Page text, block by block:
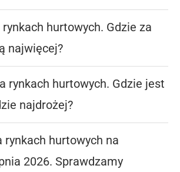
hurtowych. Gdzie za
najwięcej?
rynkach hurtowych. Gdzie jest
najdrożej?
rynkach hurtowych na
2026. Sprawdzamy